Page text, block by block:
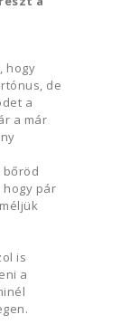
hogy
de
a
a már
bőröd
hogy pár
is
a